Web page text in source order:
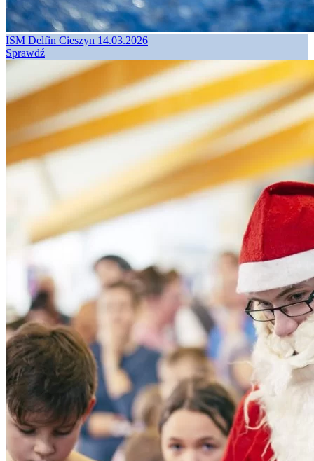
ISM Delfin Cieszyn 14.03.2026
Sprawdź